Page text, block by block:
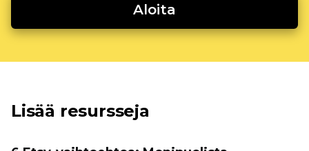
Aloita
Lisää resursseja